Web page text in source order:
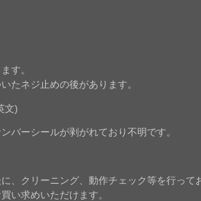
す。
たネジ止めの後があります。
文)
バーシールが剥がれており不明です。
、クリーニング、動作チェック等を行って
い求めいただけます。